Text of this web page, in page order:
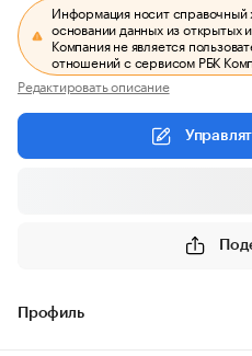
Информация носит справочный
основании данных из открытых
Компания не является
отношений с сервисом РБК
Редактировать описание
Профиль